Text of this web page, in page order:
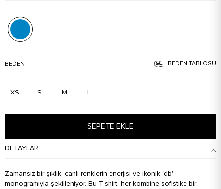
BEDEN BEDEN TABLOSU
XS S M L
SEPETE EKLE
DETAYLAR
Zamansız bir şıklık, canlı renklerin enerjisi ve ikonik 'db'
monogramıyla şekilleniyor. Bu T-shirt, her kombine sofistike bir